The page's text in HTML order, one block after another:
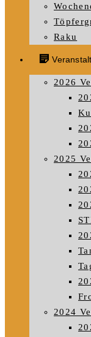
Raku
2026
2025
2024